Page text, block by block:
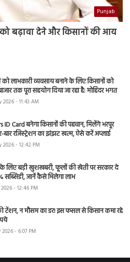
Punjab
बढ़ावा देने और किसानों की आय
को लाभकारी व्यवसाय बनाने के लिए किसानों को
तक पूरा सहयोग दिया जा रहा है: मोहिंदर भगत
2026 - 11:43 AM
ID Card बनेगा किसानों की पहचान, मिलेंगे भरपूर
बार रजिस्ट्रेशन का झंझट खत्म, ऐसे करें अप्लाई
2026 - 12:42 PM
के लिए बड़ी खुशखबरी, फूलों की खेती पर सरकार दे
सब्सिडी, जानें कैसे मिलेगा लाभ
- 12:46 PM
टेंशन, न मौसम का डर! इस फसल से किसान कमा रहे
- 6:07 PM